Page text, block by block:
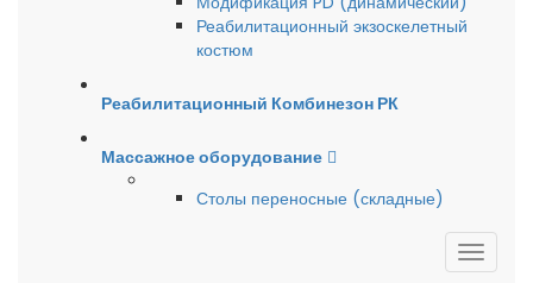
Реабилитационный экзоскелетный
костюм
Реабилитационный Комбинезон РК
Массажное оборудование
Столы переносные (складные)